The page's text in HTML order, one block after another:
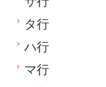
タ行
ハ行
マ行